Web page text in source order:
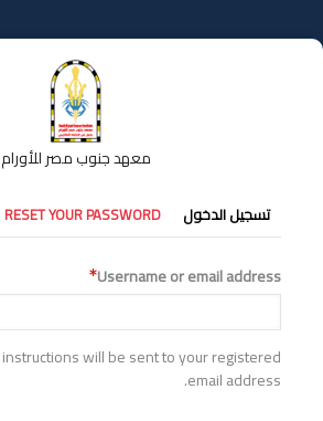
إلى
المحتوى
معهد جنوب مصر للأورام
التبويبات
الأساسية
تسجيل الدخول RESET YOUR PASSWORD
Username or email address
will be sent to your registered
email address.